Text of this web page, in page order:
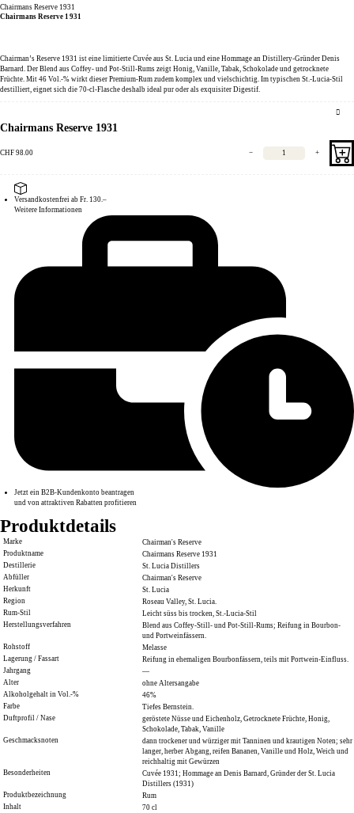
Chairmans Reserve 1931
Chairmans Reserve 1931
Chairman’s Reserve 1931 ist eine limitierte Cuvée aus St. Lucia und eine Hommage an Distillery-Gründer Denis
Barnard. Der Blend aus Coffey- und Pot-Still-Rums zeigt Honig, Vanille, Tabak, Schokolade und getrocknete
Früchte. Mit 46 Vol.-% wirkt dieser Premium-Rum zudem komplex und vielschichtig. Im typischen St.-Lucia-Stil
destilliert, eignet sich die 70-cl-Flasche deshalb ideal pur oder als exquisiter Digestif.
Chairmans Reserve 1931
CHF 98.00 − +
Versandkostenfrei ab Fr. 130.–
Weitere Informationen
Jetzt ein B2B-Kundenkonto beantragen
und von attraktiven Rabatten profitieren
Produktdetails
Marke
Chairman's Reserve
Produktname
Chairmans Reserve 1931
Destillerie
St. Lucia Distillers
Abfüller
Chairman's Reserve
Herkunft
St. Lucia
Region
Roseau Valley, St. Lucia.
Rum-Stil
Leicht süss bis trocken, St.-Lucia-Stil
Herstellungsverfahren
Blend aus Coffey-Still- und Pot-Still-Rums; Reifung in Bourbon-
und Portweinfässern.
Rohstoff
Melasse
Lagerung / Fassart
Reifung in ehemaligen Bourbonfässern, teils mit Portwein-Einfluss.
Jahrgang
—
Alter
ohne Altersangabe
Alkoholgehalt in Vol.-%
46%
Farbe
Tiefes Bernstein.
Duftprofil / Nase
geröstete Nüsse und Eichenholz, Getrocknete Früchte, Honig,
Schokolade, Tabak, Vanille
Geschmacksnoten
dann trockener und würziger mit Tanninen und krautigen Noten; sehr
langer, herber Abgang, reifen Bananen, Vanille und Holz, Weich und
reichhaltig mit Gewürzen
Besonderheiten
Cuvée 1931; Hommage an Denis Barnard, Gründer der St. Lucia
Distillers (1931)
Produktbezeichnung
Rum
Inhalt
70 cl